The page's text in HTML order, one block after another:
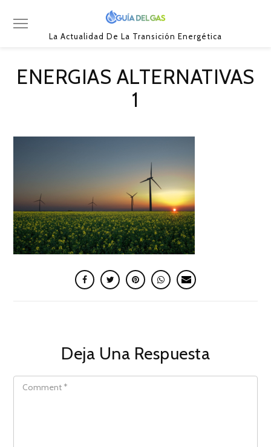
La Actualidad De La Transición Energética
ENERGIAS ALTERNATIVAS
1
Deja Una Respuesta
COMMENT